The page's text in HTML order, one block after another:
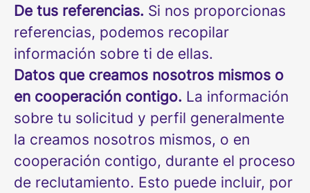
De tus referencias. Si nos proporcionas
referencias, podemos recopilar
información sobre ti de ellas.
Datos que creamos nosotros mismos o
en cooperación contigo. La información
sobre tu solicitud y perfil generalmente
la creamos nosotros mismos, o en
cooperación contigo, durante el proceso
de reclutamiento. Esto puede incluir, por